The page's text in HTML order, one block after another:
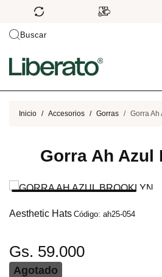
Buscar
LO NUEVO
BLOG
Inicio Accesorios Gorras Gorra Ah
Gorra Ah Azul
Aesthetic Hats Código: ah25-054
Gs. 59.000
Agotado